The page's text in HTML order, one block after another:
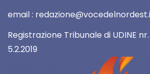
email :
Registrazione Tribunale di UDINE
5.2.2019